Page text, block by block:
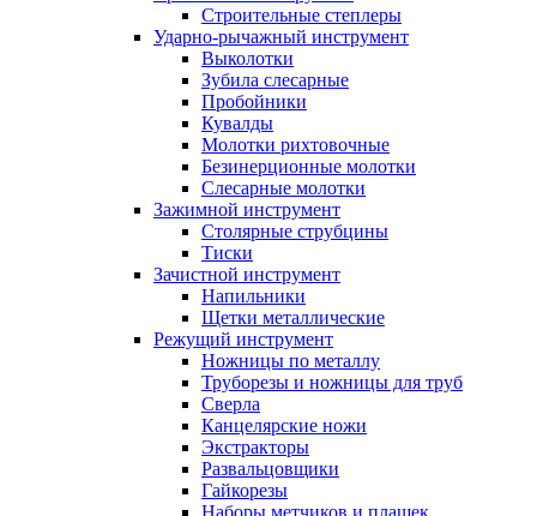
Строительные степлеры
Ударно-рычажный инструмент
Выколотки
Зубила слесарные
Пробойники
Кувалды
Молотки рихтовочные
Безинерционные молотки
Слесарные молотки
Зажимной инструмент
Столярные струбцины
Тиски
Зачистной инструмент
Напильники
Щетки металлические
Режущий инструмент
Ножницы по металлу
Труборезы и ножницы для труб
Сверла
Канцелярские ножи
Экстракторы
Развальцовщики
Гайкорезы
Наборы метчиков и плашек